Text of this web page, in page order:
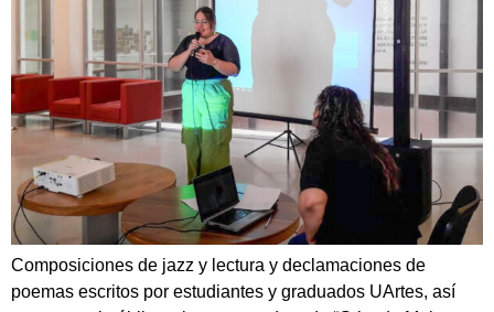
Composiciones de jazz y lectura y declamaciones de
poemas escritos por estudiantes y graduados UArtes, así